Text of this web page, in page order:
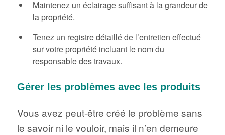
Maintenez un éclairage suffisant à la grandeur de
la propriété.
Tenez un registre détaillé de l’entretien effectué
sur votre propriété incluant le nom du
responsable des travaux.
Gérer les problèmes avec les produits
Vous avez peut-être créé le problème sans
le savoir ni le vouloir, mais il n’en demeure